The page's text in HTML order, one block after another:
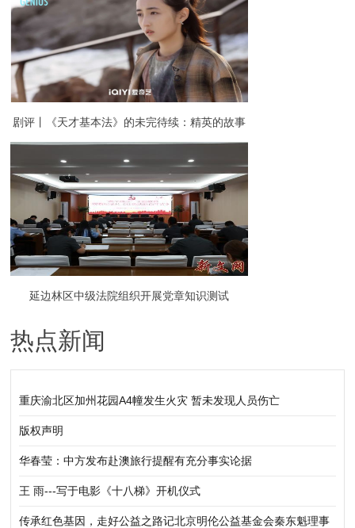
剧评丨《天才基本法》的未完待续：精英的故事
如何大众？
延边林区中级法院组织开展党章知识测试
热点新闻
重庆渝北区加州花园A4幢发生火灾 暂未发现人员伤亡
版权声明
华春莹：中方发布赴澳旅行提醒有充分事实论据
王 雨---写于电影《十八梯》开机仪式
传承红色基因，走好公益之路记北京明伦公益基金会秦东魁理事